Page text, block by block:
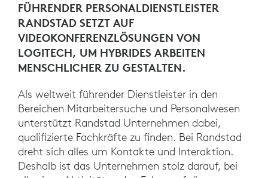
FÜHRENDER PERSONALDIENSTLEISTER
RANDSTAD SETZT AUF
VIDEOKONFERENZLÖSUNGEN VON
LOGITECH, UM HYBRIDES ARBEITEN
MENSCHLICHER ZU GESTALTEN.
Als weltweit führender Dienstleister in den
Bereichen Mitarbeitersuche und Personalwesen
unterstützt Randstad Unternehmen dabei,
qualifizierte Fachkräfte zu finden. Bei Randstad
dreht sich alles um Kontakte und Interaktion.
Deshalb ist das Unternehmen stolz darauf, bei